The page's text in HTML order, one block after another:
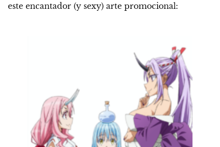
este encantador (y sexy) arte promocional: